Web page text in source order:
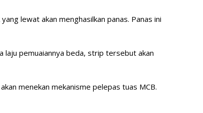
lewat akan menghasilkan panas. Panas ini
laju pemuaiannya beda, strip tersebut akan
menekan mekanisme pelepas tuas MCB.